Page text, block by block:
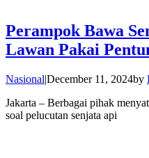
Perampok Bawa
Lawan Pakai
Nasional|December 11, 2024by
Jakarta – Berbagai pihak
soal pelucutan senjata api